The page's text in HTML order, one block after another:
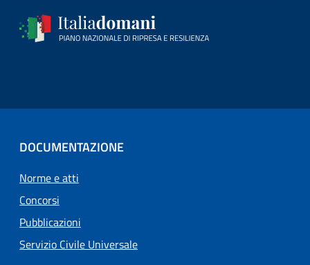
DOCUMENTAZIONE
Norme e atti
Concorsi
Pubblicazioni
Servizio Civile Universale